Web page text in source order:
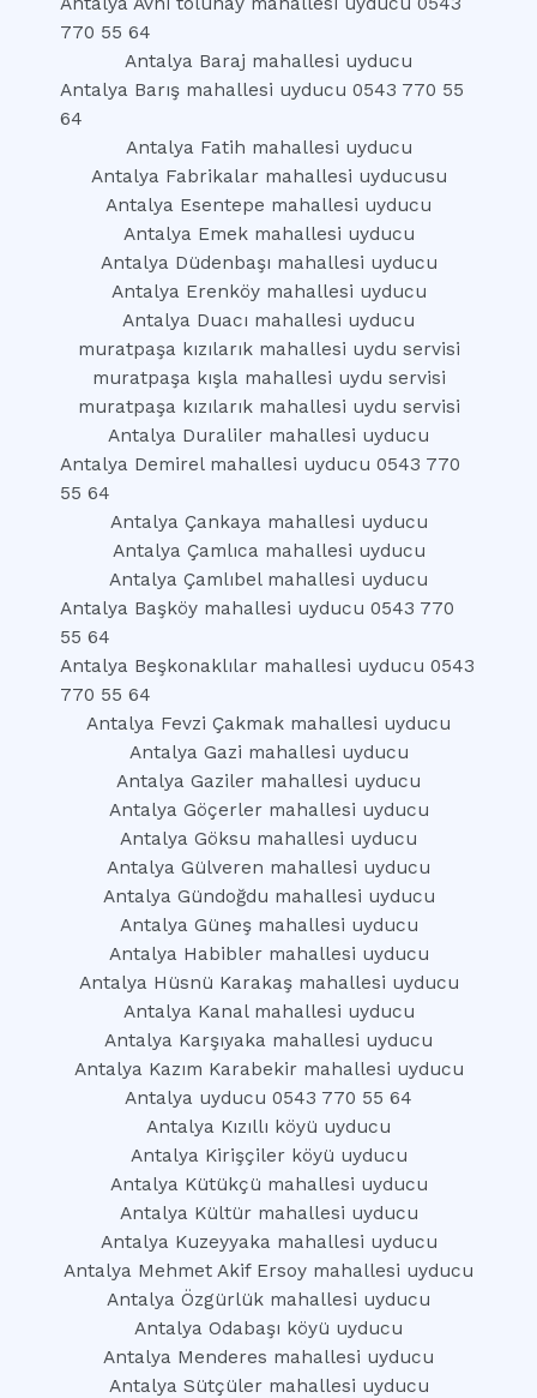
770 55 64
Antalya Baraj mahallesi uyducu
Antalya Barış mahallesi uyducu 0543 770 55
64
Antalya Fatih mahallesi uyducu
Antalya Fabrikalar mahallesi uyducusu
Antalya Esentepe mahallesi uyducu
Antalya Emek mahallesi uyducu
Antalya Düdenbaşı mahallesi uyducu
Antalya Erenköy mahallesi uyducu
Antalya Duacı mahallesi uyducu
muratpaşa kızılarık mahallesi uydu servisi
muratpaşa kışla mahallesi uydu servisi
muratpaşa kızılarık mahallesi uydu servisi
Antalya Duraliler mahallesi uyducu
Antalya Demirel mahallesi uyducu 0543 770
55 64
Antalya Çankaya mahallesi uyducu
Antalya Çamlıca mahallesi uyducu
Antalya Çamlıbel mahallesi uyducu
Antalya Başköy mahallesi uyducu 0543 770
55 64
Antalya Beşkonaklılar mahallesi uyducu 0543
770 55 64
Antalya Fevzi Çakmak mahallesi uyducu
Antalya Gazi mahallesi uyducu
Antalya Gaziler mahallesi uyducu
Antalya Göçerler mahallesi uyducu
Antalya Göksu mahallesi uyducu
Antalya Gülveren mahallesi uyducu
Antalya Gündoğdu mahallesi uyducu
Antalya Güneş mahallesi uyducu
Antalya Habibler mahallesi uyducu
Antalya Hüsnü Karakaş mahallesi uyducu
Antalya Kanal mahallesi uyducu
Antalya Karşıyaka mahallesi uyducu
Antalya Kazım Karabekir mahallesi uyducu
Antalya uyducu 0543 770 55 64
Antalya Kızıllı köyü uyducu
Antalya Kirişçiler köyü uyducu
Antalya Kütükçü mahallesi uyducu
Antalya Kültür mahallesi uyducu
Antalya Kuzeyyaka mahallesi uyducu
Antalya Mehmet Akif Ersoy mahallesi uyducu
Antalya Özgürlük mahallesi uyducu
Antalya Odabaşı köyü uyducu
Antalya Menderes mahallesi uyducu
Antalya Sütçüler mahallesi uyducu